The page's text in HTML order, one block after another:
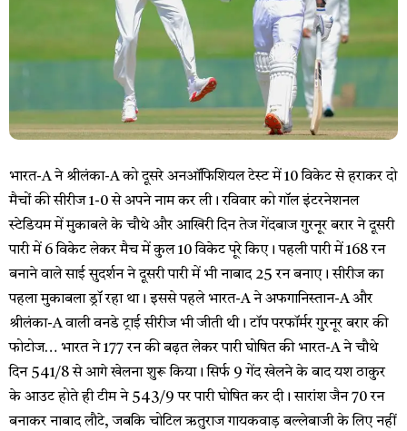
भारत-A ने श्रीलंका-A को दूसरे अनऑफिशियल टेस्ट में 10 विकेट से हराकर दो
मैचों की सीरीज 1-0 से अपने नाम कर ली। रविवार को गॉल इंटरनेशनल
स्टेडियम में मुकाबले के चौथे और आखिरी दिन तेज गेंदबाज गुरनूर बरार ने दूसरी
पारी में 6 विकेट लेकर मैच में कुल 10 विकेट पूरे किए। पहली पारी में 168 रन
बनाने वाले साई सुदर्शन ने दूसरी पारी में भी नाबाद 25 रन बनाए। सीरीज का
पहला मुकाबला ड्रॉ रहा था। इससे पहले भारत-A ने अफगानिस्तान-A और
श्रीलंका-A वाली वनडे ट्राई सीरीज भी जीती थी। टॉप परफॉर्मर गुरनूर बरार की
फोटोज… भारत ने 177 रन की बढ़त लेकर पारी घोषित की भारत-A ने चौथे
दिन 541/8 से आगे खेलना शुरू किया। सिर्फ 9 गेंद खेलने के बाद यश ठाकुर
के आउट होते ही टीम ने 543/9 पर पारी घोषित कर दी। सारांश जैन 70 रन
बनाकर नाबाद लौटे, जबकि चोटिल ऋतुराज गायकवाड़ बल्लेबाजी के लिए नहीं